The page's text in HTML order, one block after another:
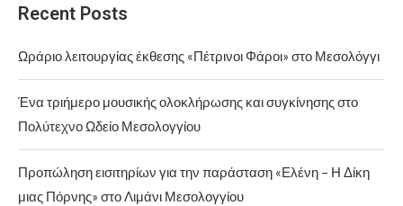
Recent Posts
Ωράριο λειτουργίας έκθεσης «Πέτρινοι Φάροι» στο Μεσολόγγι
Ένα τριήμερο μουσικής ολοκλήρωσης και συγκίνησης στο
Πολύτεχνο Ωδείο Μεσολογγίου
Προπώληση εισιτηρίων για την παράσταση «Ελένη – Η Δίκη
μιας Πόρνης» στο Λιμάνι Μεσολογγίου